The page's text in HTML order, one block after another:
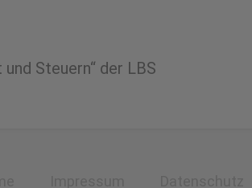
Steuern“ der LBS